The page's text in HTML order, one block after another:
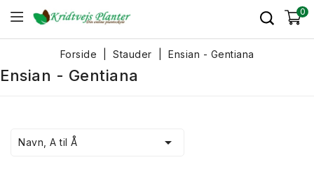
0
Forside Stauder Ensian - Gentiana
Ensian - Gentiana
Navn, A til Å 